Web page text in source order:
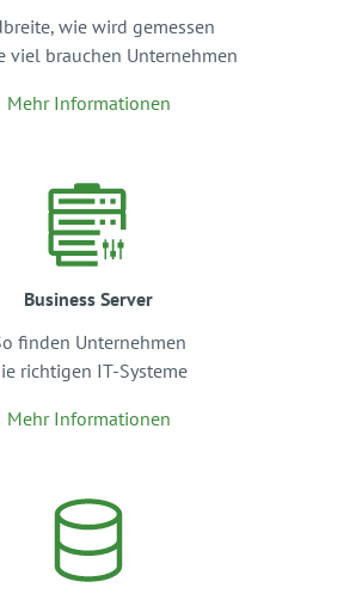
wie wird gemessen
viel brauchen Unternehmen
Mehr Informationen
Business Server
finden Unternehmen
richtigen IT-Systeme
Mehr Informationen